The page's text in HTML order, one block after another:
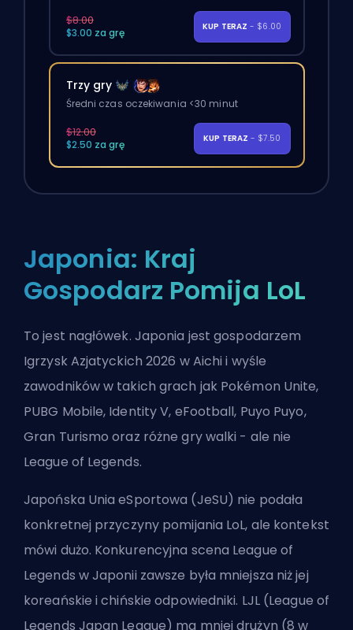
$8.00
$3.00 za grę
KUP TERAZ - $6.00
Trzy gry
Średni czas oczekiwania <30 minut
$12.00
$2.50 za grę
KUP TERAZ - $7.50
Japonia: Kraj
Gospodarz Pomija LoL
To jest nagłówek. Japonia jest gospodarzem
Igrzysk Azjatyckich 2026 w Aichi i wyśle
zawodników w takich grach jak Pokémon Unite,
PUBG Mobile, Identity V, eFootball, Puyo Puyo,
Gran Turismo oraz różne gry walki - ale nie
League of Legends.
Japońska Unia eSportowa (JeSU) nie podała
konkretnej przyczyny pomijania LoL, ale kontekst
mówi dużo. Konkurencyjna scena League of
Legends w Japonii zawsze była mniejsza niż jej
koreańskie i chińskie odpowiedniki. LJL (League of
Legends Japan League) ma mniej drużyn (8 w